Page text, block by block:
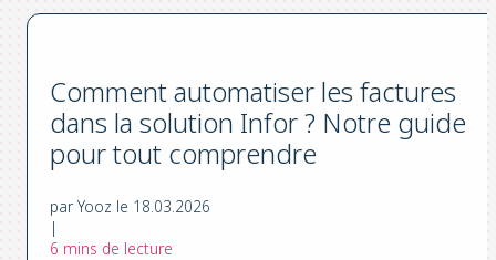
Comment automatiser les factures
dans la solution Infor ? Notre guide
pour tout comprendre
par Yooz le 18.03.2026
|
6 mins de lecture